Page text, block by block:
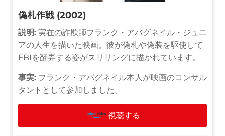
偽札作戦 (2002)
説明: 実在の詐欺師フランク・アバグネイル・ジュニ
アの人生を描いた映画。彼が偽札や偽装を駆使して
FBIを翻弄する姿がスリリングに描かれています。
事実: フランク・アバグネイル本人が映画のコンサル
タントとして参加しました。
視聴する